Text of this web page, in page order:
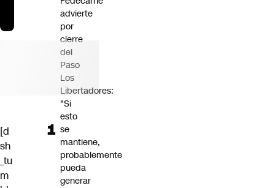
[d
sh
_tu
m
advierte
por
cierre
del
Paso
Los
Libertadores:
"Si
esto
se
mantiene,
probablemente
pueda
generar